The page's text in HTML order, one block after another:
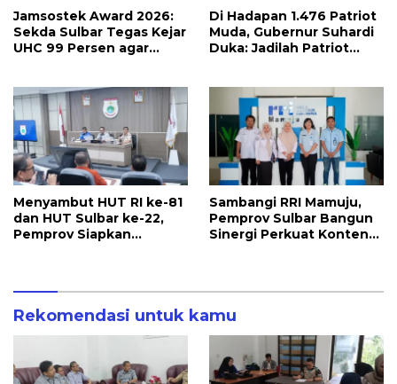
Jamsostek Award 2026:
Sekda Sulbar Tegas Kejar
UHC 99 Persen agar
Perlindungannya
Di Hadapan 1.476 Patriot
Muda, Gubernur Suhardi
Duka: Jadilah Patriot
Menyambut HUT RI ke-81
dan HUT Sulbar ke-22,
Pemprov Siapkan
Sambangi RRI Mamuju,
Pemprov Sulbar Bangun
Sinergi Perkuat Konten
Rekomendasi untuk kamu